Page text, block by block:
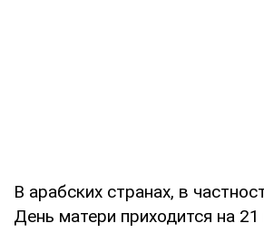
В арабских странах, в
День матери приходится на 21